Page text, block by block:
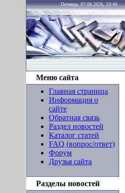
Пятница, 07.08.2026, 23:40
Меню сайта
Главная страница
Информация о
сайте
Обратная связь
Раздел новостей
Каталог статей
FAQ (вопрос/ответ)
Форум
Друзья сайта
Разделы новостей